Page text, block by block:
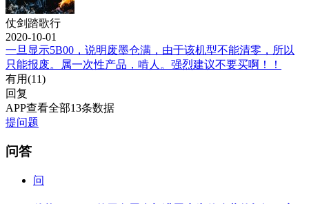
仗剑踏歌行
2020-10-01
一旦显示5B00，说明废墨仓满，由于该机型不能清零，所以
只能报废。属一次性产品，啃人。强烈建议不要买啊！！
有用(11)
回复
APP查看全部13条数据
提问题
问答
问